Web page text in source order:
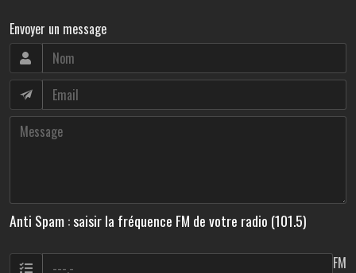
Envoyer un message
Anti Spam : saisir la fréquence FM de votre radio (101.5)
FM